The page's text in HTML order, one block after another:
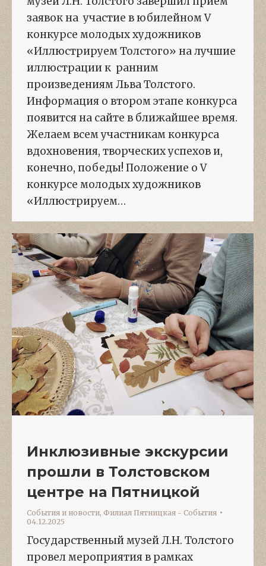
заявок на участие в юбилейном V
конкурсе молодых художников
«Иллюстрируем Толстого» на лучшие
иллюстрации к ранним
произведениям Льва Толстого.
Информация о втором этапе конкурса
появится на сайте в ближайшее время.
Желаем всем участникам конкурса
вдохновения, творческих успехов и,
конечно, победы! Положение о V
конкурсе молодых художников
«Иллюстрируем…
Инклюзивные экскурсии
прошли в Толстовском
центре на Пятницкой
События и новости, Филиал Пятницкая - События
04.12.2025
Государственный музей Л.Н. Толстого
провел мероприятия в рамках